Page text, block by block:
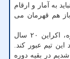
به آمار و ارقام
هم قهرمان می
وی اظهار داشت: در بازی جام جهانی هفت نفره، اکراین ۲۰ سال
این تیم عبور کند.
در بقیه دوره